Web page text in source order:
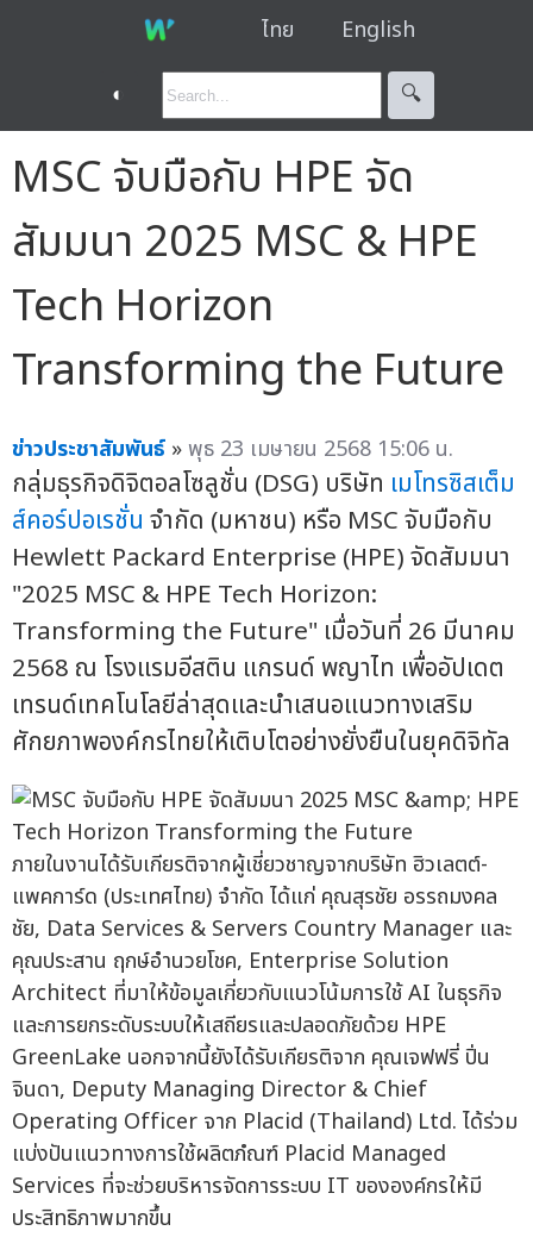
ไทย English
◐ 🔍︎
MSC จับมือกับ HPE จัด
สัมมนา 2025 MSC & HPE
Tech Horizon
Transforming the Future
ข่าวประชาสัมพันธ์ »พุธ 23 เมษายน 2568 15:06 น.
กลุ่มธุรกิจดิจิตอลโซลูชั่น (DSG) บริษัท เมโทรซิสเต็ม
ส์คอร์ปอเรชั่น จำกัด (มหาชน) หรือ MSC จับมือกับ
Hewlett Packard Enterprise (HPE) จัดสัมมนา
"2025 MSC & HPE Tech Horizon:
Transforming the Future" เมื่อวันที่ 26 มีนาคม
2568 ณ โรงแรมอีสติน แกรนด์ พญาไท เพื่ออัปเดต
เทรนด์เทคโนโลยีล่าสุดและนำเสนอแนวทางเสริม
ศักยภาพองค์กรไทยให้เติบโตอย่างยั่งยืนในยุคดิจิทัล
ภายในงานได้รับเกียรติจากผู้เชี่ยวชาญจากบริษัท ฮิวเลตต์-
แพคการ์ด (ประเทศไทย) จำกัด ได้แก่ คุณสุรชัย อรรถมงคล
ชัย, Data Services & Servers Country Manager และ
คุณประสาน ฤกษ์อำนวยโชค, Enterprise Solution
Architect ที่มาให้ข้อมูลเกี่ยวกับแนวโน้มการใช้ AI ในธุรกิจ
และการยกระดับระบบให้เสถียรและปลอดภัยด้วย HPE
GreenLake นอกจากนี้ยังได้รับเกียรติจาก คุณเจฟฟรี่ ปิ่น
จินดา, Deputy Managing Director & Chief
Operating Officer จาก Placid (Thailand) Ltd. ได้ร่วม
แบ่งปันแนวทางการใช้ผลิตภํณฑ์ Placid Managed
Services ที่จะช่วยบริหารจัดการระบบ IT ขององค์กรให้มี
ประสิทธิภาพมากขึ้น